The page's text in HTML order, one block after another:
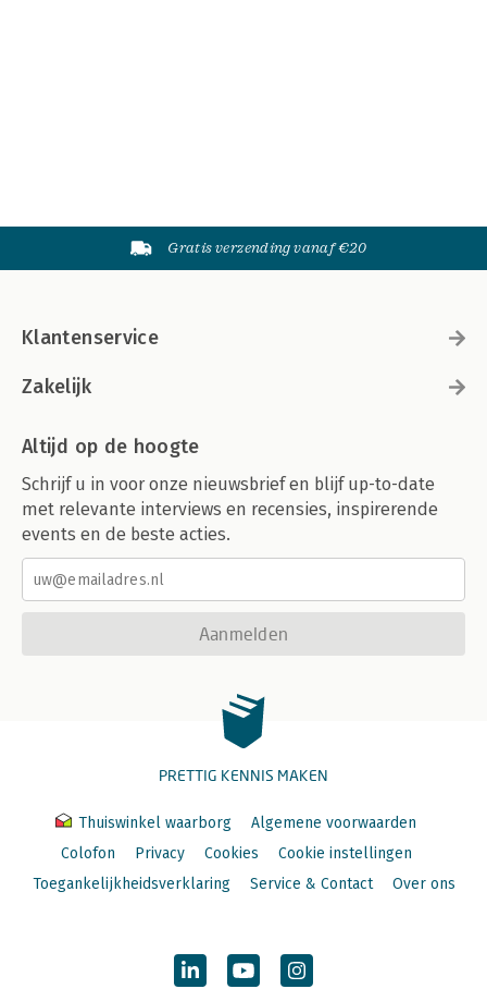
Gratis verzending vanaf €20
Klantenservice
Zakelijk
Altijd op de hoogte
Schrijf u in voor onze nieuwsbrief en blijf up-to-date
met relevante interviews en recensies, inspirerende
events en de beste acties.
Aanmelden
PRETTIG KENNIS MAKEN
Thuiswinkel waarborg
Algemene voorwaarden
Colofon
Privacy Cookies
Cookie instellingen
Toegankelijkheidsverklaring
Service & Contact Over ons